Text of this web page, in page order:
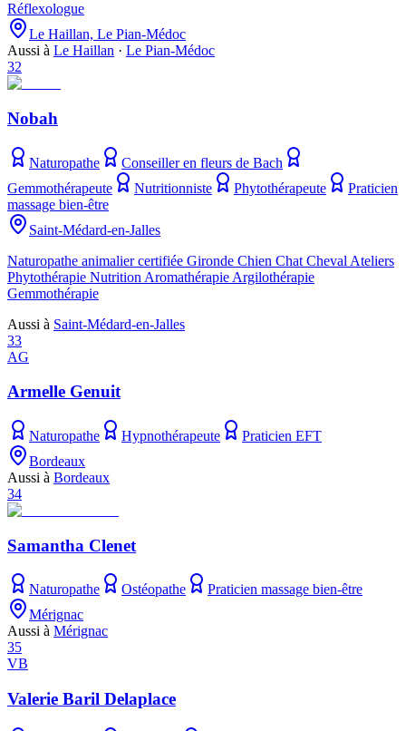
Réflexologue
Le Haillan, Le Pian-Médoc
Aussi à Le Haillan · Le Pian-Médoc
32
Nobah
Naturopathe
Conseiller en fleurs de Bach
Gemmothérapeute
Nutritionniste Phytothérapeute
Praticien
massage bien-être
Saint-Médard-en-Jalles
Naturopathe animalier certifiée Gironde Chien Chat Cheval Ateliers
Phytothérapie Nutrition Aromathérapie Argilothérapie
Gemmothérapie
Aussi à Saint-Médard-en-Jalles
33
AG
Armelle Genuit
Naturopathe Hypnothérapeute
Praticien EFT
Bordeaux
Aussi à Bordeaux
34
Samantha Clenet
Naturopathe Ostéopathe
Praticien massage bien-être
Mérignac
Aussi à Mérignac
35
VB
Valerie Baril Delaplace